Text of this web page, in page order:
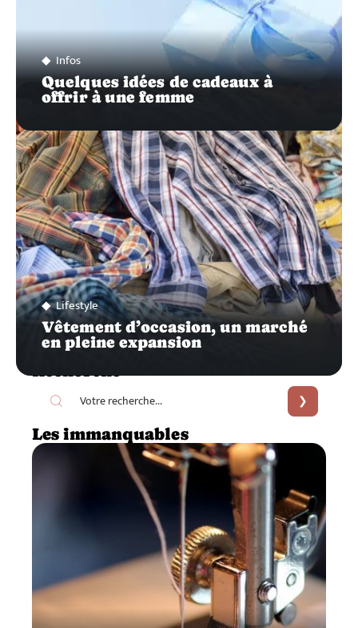
Infos
Quelques idées de cadeaux à
offrir à une femme
Lifestyle
Vêtement d’occasion, un marché
en pleine expansion
Les immanquables